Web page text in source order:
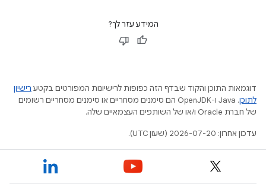
המידע עזר לך?
דוגמאות התוכן והקוד שבדף הזה כפופות לרישיונות המפורטים בקטע רישיון
לתוכן
.‏ Java ו-OpenJDK הם סימנים מסחריים או סימנים מסחריים רשומים
של חברת Oracle ו/או של השותפים העצמאיים שלה.
עדכון אחרון: 2026-07-20 (שעון UTC).